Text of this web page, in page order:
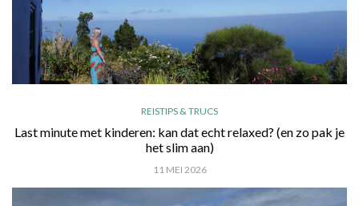
REISTIPS & TRUCS
Last minute met kinderen: kan dat echt relaxed? (en zo pak je
het slim aan)
11 MEI 2026